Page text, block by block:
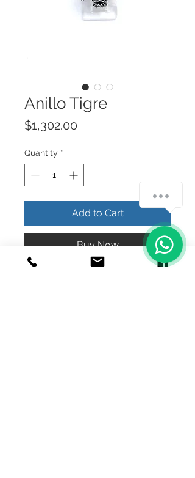
Anillo Tigre
$1,302.00
Quantity *
Add to Cart
Buy Now